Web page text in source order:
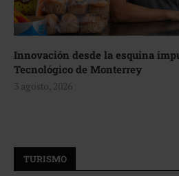
Innovación desde la esquina
Tecnológico de Monterrey
3 agosto, 2026
TURISMO